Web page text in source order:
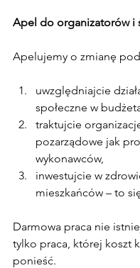
Apel do organizatorów i
Apelujemy o zmianę
uwzględniajcie
społeczne w
traktujcie
pozarządowe jak
wykonawców,
inwestujcie w
mieszkańców – to
Darmowa praca nie
tylko praca, której koszt
ponieść.